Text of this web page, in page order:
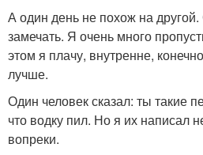
А один день не похож на другой.
замечать. Я очень много
этом я плачу, внутренне,
лучше.
Один человек сказал: ты такие
что водку пил. Но я их написал
вопреки.